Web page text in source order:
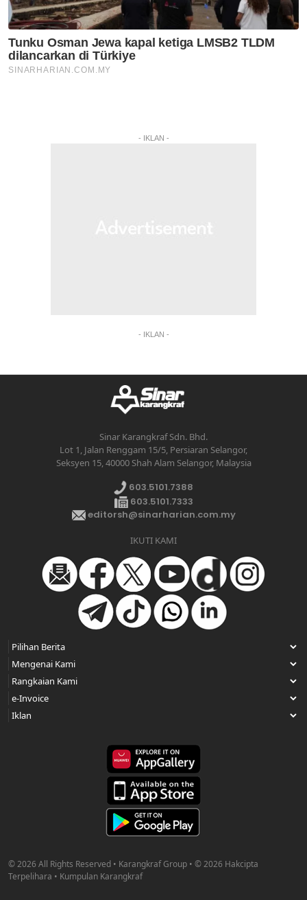
- IKLAN -
- IKLAN -
Sinar Karangkraf Sdn. Bhd.
Lot 1, Jalan Renggam 15/5, Persiaran Selangor,
Seksyen 15, 40000 Shah Alam Selangor, Malaysia
603.5101.7388
603.5101.7333
editorsh@sinarharian.com.my
IKUTI KAMI
© 2026 All Rights Reserved • Karangkraf Group • © 2026 Hakcipta
Terpelihara • Kumpulan Karangkraf